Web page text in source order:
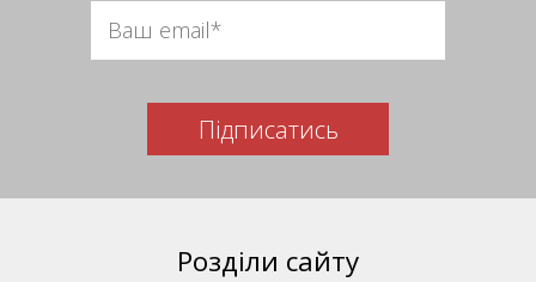
Підписатись
Розділи сайту